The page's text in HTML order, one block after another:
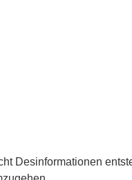
Desinformationen